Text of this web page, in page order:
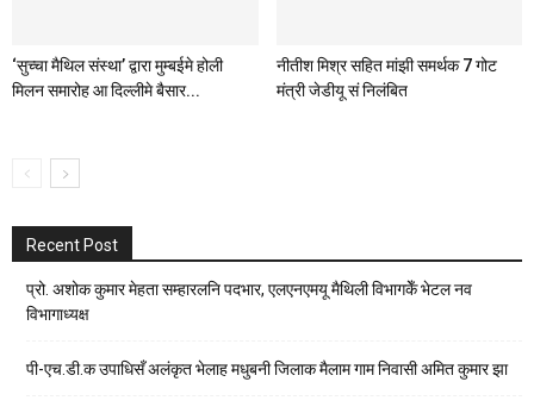
‘सुच्चा मैथिल संस्था’ द्वारा मुम्बईमे होली
मिलन समारोह आ दिल्लीमे बैसार...
नीतीश मिश्र सहित मांझी समर्थक 7 गोट
मंत्री जेडीयू सं निलंबित
Recent Post
प्रो. अशोक कुमार मेहता सम्हारलनि पदभार, एलएनएमयू मैथिली विभागकेँ भेटल नव
विभागाध्यक्ष
पी-एच.डी.क उपाधिसँ अलंकृत भेलाह मधुबनी जिलाक मैलाम गाम निवासी अमित कुमार झा